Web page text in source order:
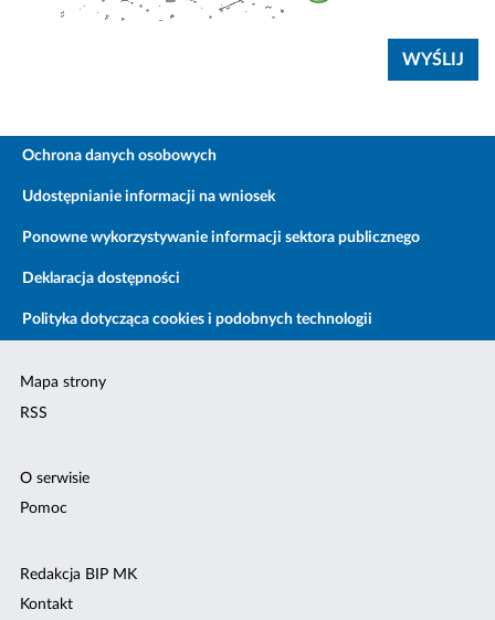
Ochrona danych osobowych
Udostępnianie informacji na wniosek
Ponowne wykorzystywanie informacji sektora publicznego
Deklaracja dostępności
Polityka dotycząca cookies i podobnych technologii
Mapa strony
RSS
O serwisie
Pomoc
Redakcja BIP MK
Kontakt